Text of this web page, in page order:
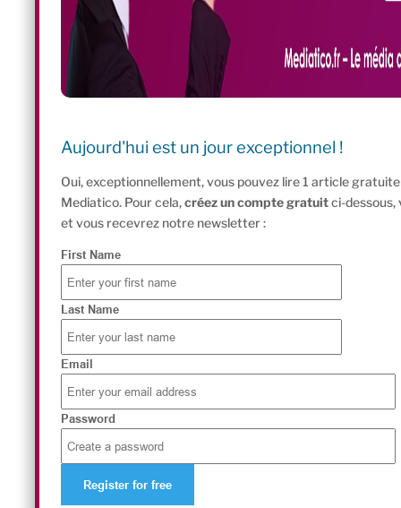
Aujourd'hui est un jour exceptionnel !
Oui, exceptionnellement, vous pouvez lire 1 article
Mediatico. Pour cela,créez un compte gratuitci-dessous,
et vous recevrez notre newsletter :
First Name
Last Name
Email
Password